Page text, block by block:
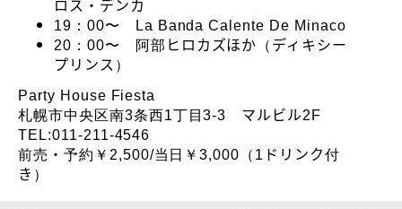
ロス・デンカ
19：00〜 La Banda Calente De Minaco
20：00〜 阿部ヒロカズほか（ディキシー
プリンス）
Party House Fiesta
札幌市中央区南3条西1丁目3-3 マルビル2F
TEL:011-211-4546
前売・予約￥2,500/当日￥3,000（1ドリンク付
き）